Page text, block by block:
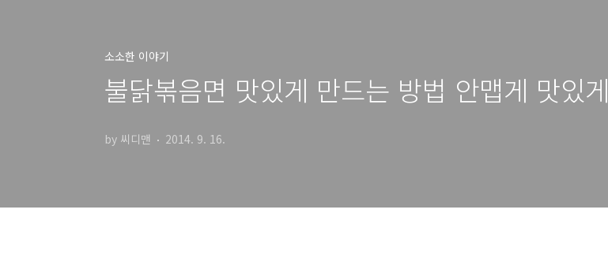
소소한 이야기
불닭볶음면 맛있게 만드는 방법 안맵게 맛있게
by 씨디맨 2014. 9. 16.